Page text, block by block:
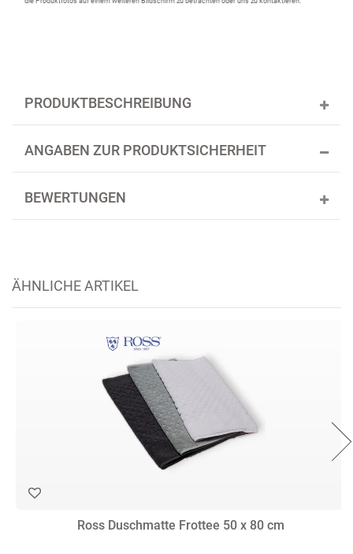
PRODUKTBESCHREIBUNG
ANGABEN ZUR PRODUKTSICHERHEIT
BEWERTUNGEN
ÄHNLICHE ARTIKEL
Ross Duschmatte Frottee 50 x 80 cm